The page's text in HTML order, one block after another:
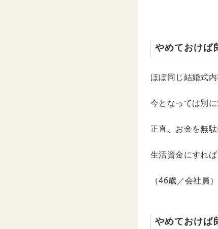
やめておけば
ほぼ同じ結婚式
今となっては別
正直、お金を無
生活資金にすれば
（46歳／会社員）
やめておけば